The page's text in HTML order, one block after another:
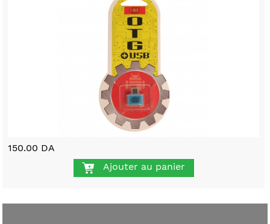
150.00 DA
Ajouter au panier